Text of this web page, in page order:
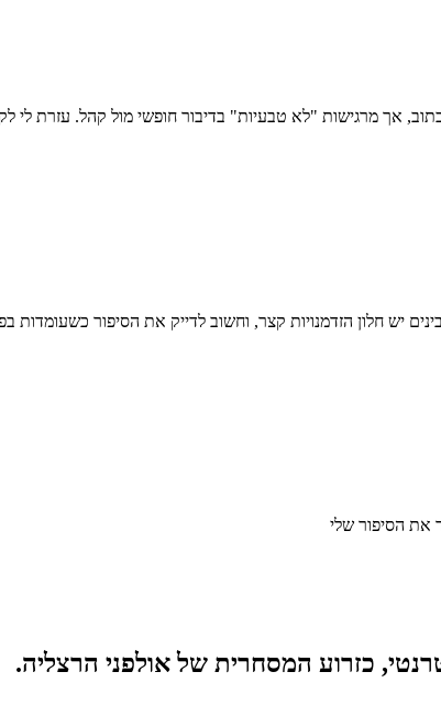
אך מרגישות "לא טבעיות" בדיבור חופשי מול קהל. עזרת לי
יש חלון הזדמנויות קצר, וחשוב לדייק את הסיפור כשעומדות
את הסיפור שלי